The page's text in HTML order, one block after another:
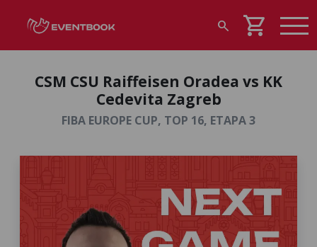
search shopping_cart
CSM CSU Raiffeisen Oradea vs KK
Cedevita Zagreb
FIBA EUROPE CUP, TOP 16, ETAPA 3